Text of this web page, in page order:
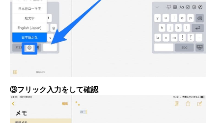
③フリック入力をして確認